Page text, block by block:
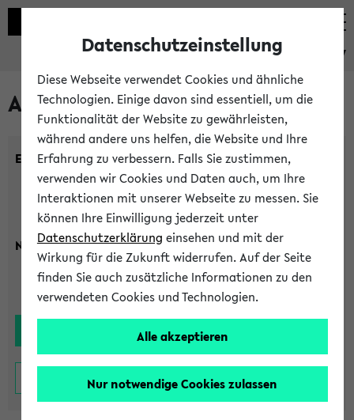
eKVV
Alle Lehrenden
Einrichtung:
Nachname:
Datenschutzeinstellung
Diese Webseite verwendet Cookies und ähnliche
Technologien. Einige davon sind essentiell, um die
Funktionalität der Website zu gewährleisten,
während andere uns helfen, die Website und Ihre
Erfahrung zu verbessern. Falls Sie zustimmen,
verwenden wir Cookies und Daten auch, um Ihre
Interaktionen mit unserer Webseite zu messen. Sie
können Ihre Einwilligung jederzeit unter
Datenschutzerklärung einsehen und mit der
Wirkung für die Zukunft widerrufen. Auf der Seite
finden Sie auch zusätzliche Informationen zu den
verwendeten Cookies und Technologien.
Alle akzeptieren
Nur notwendige Cookies zulassen